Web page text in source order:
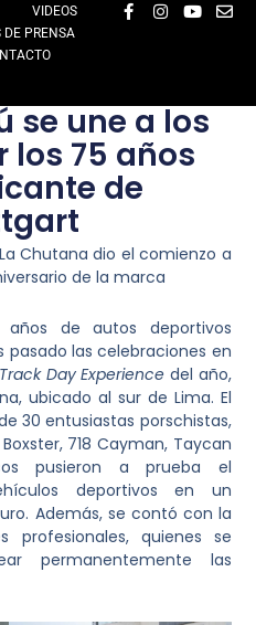
VIDEOS
DE PRENSA
F
a
o
k
f
I
n
r
m
Y
o
e
E
n
p
se une a los
los 75 años
de
Chutana dio el comienzo a
de la marca
de autos deportivos
pasado las celebraciones en
Track Day Experience del año,
ubicado al sur de Lima. El
30 entusiastas porschistas,
Boxster, 718 Cayman, Taycan
pusieron a prueba el
deportivos en un
Además, se contó con la
profesionales, quienes se
permanentemente las